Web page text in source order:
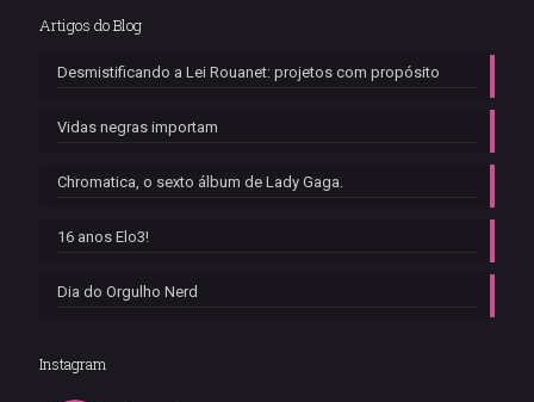
Artigos do Blog
Desmistificando a Lei Rouanet: projetos com propósito
Vidas negras importam
Chromatica, o sexto álbum de Lady Gaga.
16 anos Elo3!
Dia do Orgulho Nerd
Instagram